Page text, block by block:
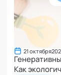
21 октября
Как